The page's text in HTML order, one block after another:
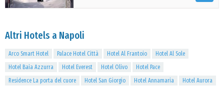
Altri Hotels a Napoli
Arco Smart Hotel Palace Hotel Città Hotel Al Frantoio
Hotel Al Sole
Hotel Baia Azzurra
Hotel Everest Hotel Olivo
Hotel Pace
Residence La porta del cuore
Hotel San Giorgio Hotel Annamaria
Hotel Aurora